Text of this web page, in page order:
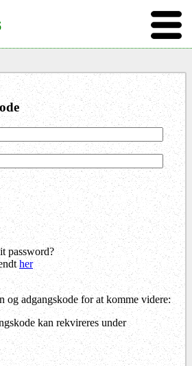
password?
her
og adgangskode for at komme videre:
kan rekvireres under